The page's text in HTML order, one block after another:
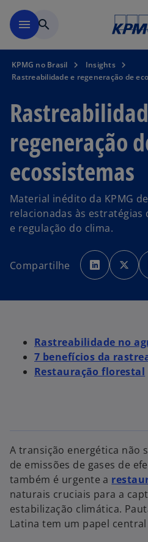
menu search
KPMG no Brasil
Insights
Rastreabilidade e regeneração de
regeneração
ecossistemas
Material inédito da KPMG
relacionadas às estratégias
e regulação do clima.
Compartilhe
a
b
r
e
a
g
u
i
a
a
b
r
e
a
g
u
i
a
Rastreabilidade no
7 benefícios da
Restauração florestal
A transição energética não
de emissões de gases de
também é urgente a
naturais cruciais para a
estabilização climática.
Latina tem um papel